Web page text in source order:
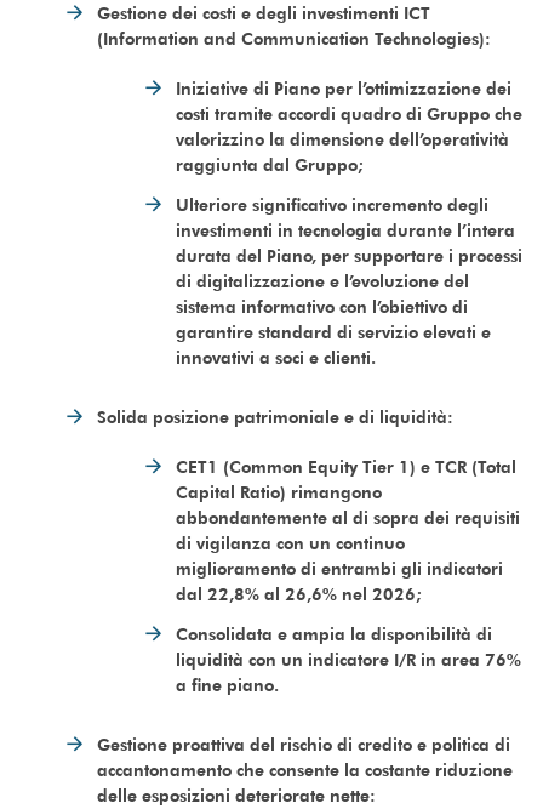
Gestione dei costi e degli investimenti ICT
(Information and Communication Technologies):
Iniziative di Piano per l’ottimizzazione dei
costi tramite accordi quadro di Gruppo che
valorizzino la dimensione dell’operatività
raggiunta dal Gruppo;
Ulteriore significativo incremento degli
investimenti in tecnologia durante l’intera
durata del Piano, per supportare i processi
di digitalizzazione e l’evoluzione del
sistema informativo con l’obiettivo di
garantire standard di servizio elevati e
innovativi a soci e clienti.
Solida posizione patrimoniale e di liquidità:
CET1 (Common Equity Tier 1) e TCR (Total
Capital Ratio) rimangono
abbondantemente al di sopra dei requisiti
di vigilanza con un continuo
miglioramento di entrambi gli indicatori
dal 22,8% al 26,6% nel 2026;
Consolidata e ampia la disponibilità di
liquidità con un indicatore I/R in area 76%
a fine piano.
Gestione proattiva del rischio di credito e politica di
accantonamento che consente la costante riduzione
delle esposizioni deteriorate nette: